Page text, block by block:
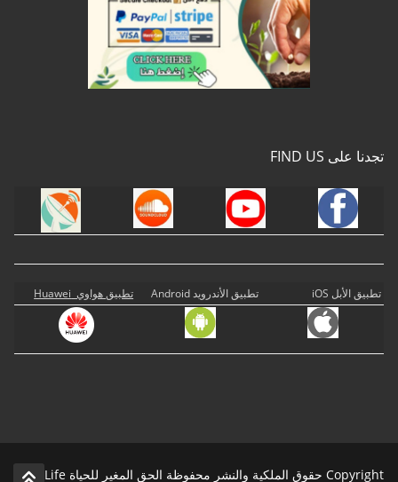
تجدنا على FIND US
تطبيق الأبل iOS تطبيق الأندرويد Android تطبيق هواوي Huawei
Copyright حقوق الملكية والنشر محفوظة الحق المغير للحياة Life